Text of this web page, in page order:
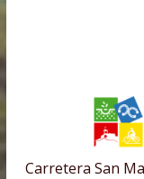
Carretera San